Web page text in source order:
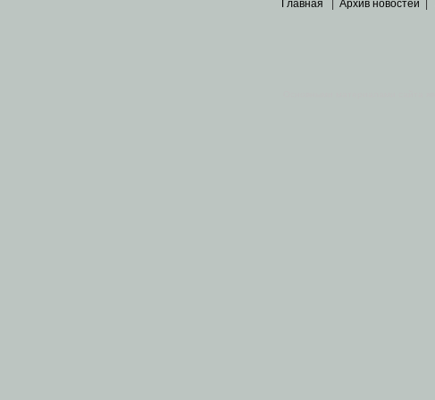
Главная Архив новостей